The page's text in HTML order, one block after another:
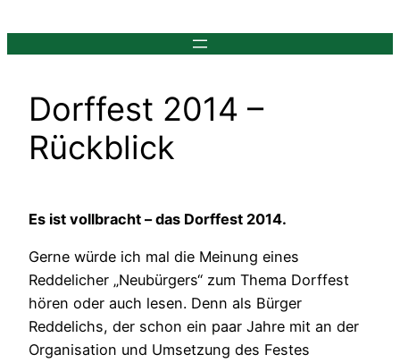
Dorffest 2014 –
Rückblick
Es ist vollbracht – das Dorffest 2014.
Gerne würde ich mal die Meinung eines
Reddelicher „Neubürgers“ zum Thema Dorffest
hören oder auch lesen. Denn als Bürger
Reddelichs, der schon ein paar Jahre mit an der
Organisation und Umsetzung des Festes